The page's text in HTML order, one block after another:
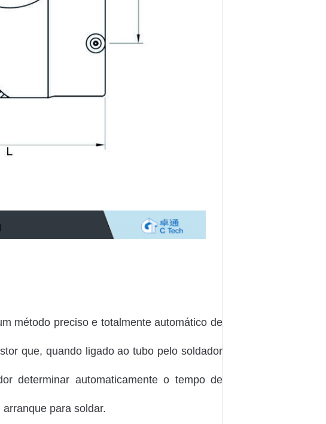
método preciso e totalmente automático de
que, quando ligado ao tubo pelo soldador
determinar automaticamente o tempo de
para soldar.